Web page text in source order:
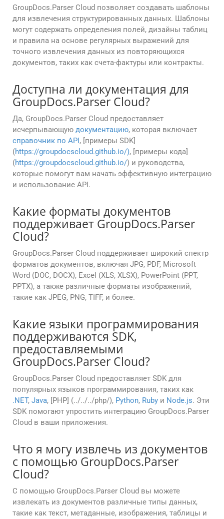
GroupDocs.Parser Cloud позволяет создавать шаблоны
для извлечения структурированных данных. Шаблоны
могут содержать определения полей, дизайны таблиц
и правила на основе регулярных выражений для
точного извлечения данных из повторяющихся
документов, таких как счета-фактуры или контракты.
Доступна ли документация для
GroupDocs.Parser Cloud?
Да, GroupDocs.Parser Cloud предоставляет
исчерпывающую документацию, которая включает
справочник по API, [примеры SDK]
(https://groupdocscloud.github.io/), [примеры кода]
(https://groupdocscloud.github.io/) и руководства,
которые помогут вам начать эффективную интеграцию
и использование API.
Какие форматы документов
поддерживает GroupDocs.Parser
Cloud?
GroupDocs.Parser Cloud поддерживает широкий спектр
форматов документов, включая JPG, PDF, Microsoft
Word (DOC, DOCX), Excel (XLS, XLSX), PowerPoint (PPT,
PPTX), а также различные форматы изображений,
такие как JPEG, PNG, TIFF, и более.
Какие языки программирования
поддерживаются SDK,
предоставляемыми
GroupDocs.Parser Cloud?
GroupDocs.Parser Cloud предоставляет SDK для
популярных языков программирования, таких как
.NET, Java, [PHP] (../../../php/), Python, Ruby и Node.js. Эти
SDK помогают упростить интеграцию GroupDocs.Parser
Cloud в ваши приложения.
Что я могу извлечь из документов
с помощью GroupDocs.Parser
Cloud?
С помощью GroupDocs.Parser Cloud вы можете
извлекать из документов различные типы данных,
такие как текст, метаданные, изображения, таблицы и